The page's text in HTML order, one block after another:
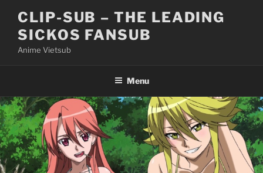
content
CLIP-SUB – THE LEADING
SICKOS FANSUB
Anime Vietsub
Menu